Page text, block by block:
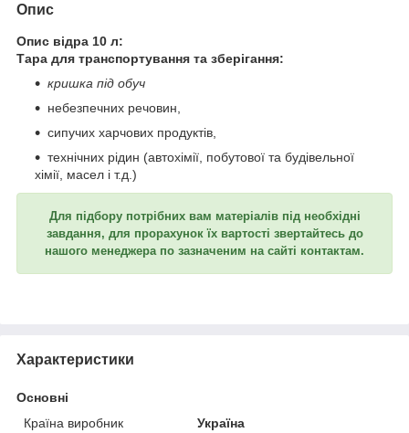
Опис
Опис відра 10 л:
Тара для транспортування та зберігання:
кришка під обуч
небезпечних речовин,
сипучих харчових продуктів,
технічних рідин (автохімії, побутової та будівельної
хімії, масел і т.д.)
Для підбору потрібних вам матеріалів під необхідні
завдання, для прорахунок їх вартості звертайтесь до
нашого менеджера по зазначеним на сайті контактам.
Характеристики
Основні
Країна виробник
Україна